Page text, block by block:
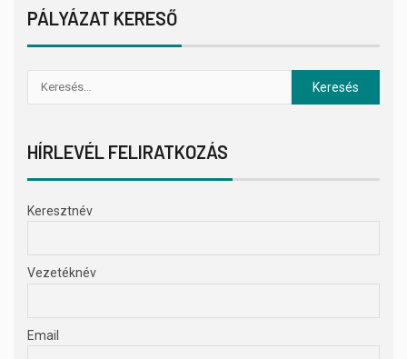
PÁLYÁZAT KERESŐ
HÍRLEVÉL FELIRATKOZÁS
Keresztnév
Vezetéknév
Email